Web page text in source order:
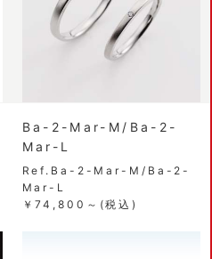
Ba-2-Mar-M/Ba-2-
Mar-L
Ref.Ba-2-Mar-M/Ba-2-
Mar-L
￥74,800～(税込)